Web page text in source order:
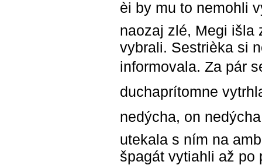
èi by mu to nemohli
naozaj zlé, Megi išla
vybrali. Sestrièka si
informovala. Za pár
duchaprítomne
nedýcha, on
utekala s ním na
špagát vytiahli až po